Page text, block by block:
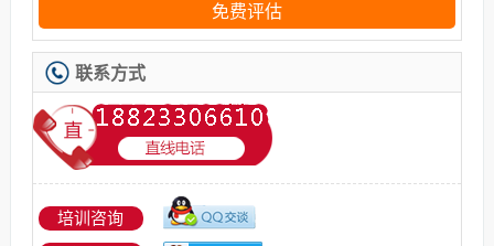
免费评估
联系方式
培训咨询